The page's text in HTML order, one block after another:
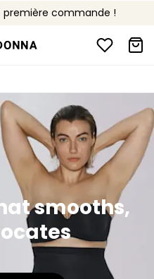
première commande !
à partir de 90€
gratuits
smooths,